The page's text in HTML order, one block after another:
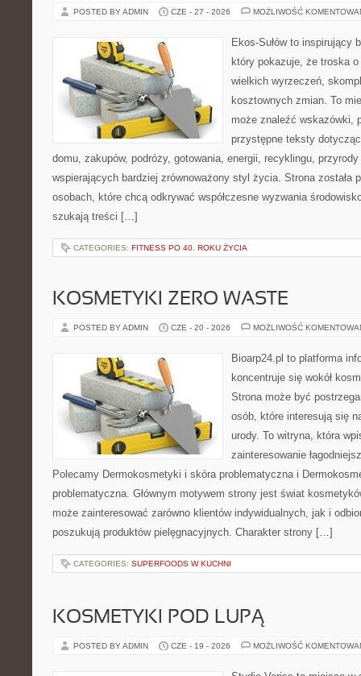
POSTED BY ADMIN CZE - 27 - 2026 MOŻLIWOŚĆ
Ekos-Sułów to inspirujący
który pokazuje, że troska
wielkich wyrzeczeń,
kosztownych zmian. To
może znaleźć wskazówki,
przystępne teksty
domu, zakupów, podróży, gotowania, energii, recyklingu,
wspierających bardziej zrównoważony styl życia. Strona została
osobach, które chcą odkrywać współczesne wyzwania
szukają treści […]
CATEGORIES: FITNESS PO 40. ROKU ŻYCIA
KOSMETYKI ZERO WASTE
POSTED BY ADMIN CZE - 20 - 2026 MOŻLIWOŚĆ
Bioarp24.pl to platforma
koncentruje się wokół
Strona może być
osób, które interesują się
urody. To witryna, która
zainteresowanie
Polecamy Dermokosmetyki i skóra problematyczna i
problematyczna. Głównym motywem strony jest świat
może zainteresować zarówno klientów indywidualnych, jak i
poszukują produktów pielęgnacyjnych. Charakter strony […]
CATEGORIES: SUPERFOODS W KUCHNI
KOSMETYKI POD LUPĄ
POSTED BY ADMIN CZE - 19 - 2026 MOŻLIWOŚĆ